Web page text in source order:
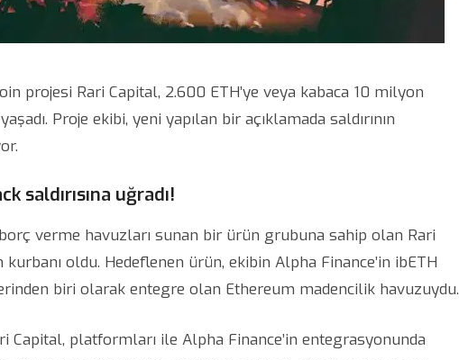
projesi Rari Capital, 2.600 ETH’ye veya kabaca 10 milyon
Proje ekibi, yeni yapılan bir açıklamada saldırının
saldırısına uğradı!
verme havuzları sunan bir ürün grubuna sahip olan Rari
kurbanı oldu. Hedeflenen ürün, ekibin Alpha Finance’in ibETH
biri olarak entegre olan Ethereum madencilik havuzuydu.
Capital, platformları ile Alpha Finance’in entegrasyonunda